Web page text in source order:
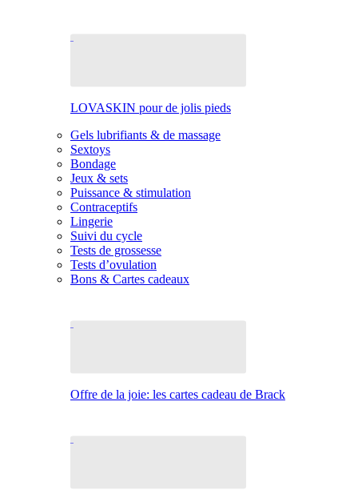
LOVASKIN pour de jolis pieds
Gels lubrifiants & de massage
Sextoys
Bondage
Jeux & sets
Puissance & stimulation
Contraceptifs
Lingerie
Suivi du cycle
Tests de grossesse
Tests d’ovulation
Bons & Cartes cadeaux
Offre de la joie: les cartes cadeau de Brack